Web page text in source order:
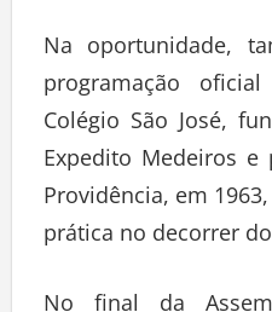
Na oportunidade,
programação
Colégio São José,
Expedito Medeiros
Providência, em
prática no decorrer
No final da